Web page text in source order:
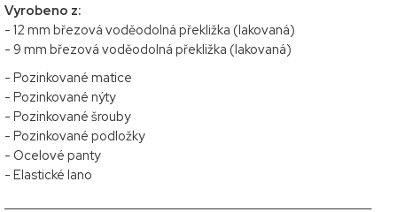
Vyrobeno z:
- 12 mm březová voděodolná překližka (lakovaná)
- 9 mm březová voděodolná překližka (lakovaná)
- Pozinkované matice
- Pozinkované nýty
- Pozinkované šrouby
- Pozinkované podložky
- Ocelové panty
- Elastické lano